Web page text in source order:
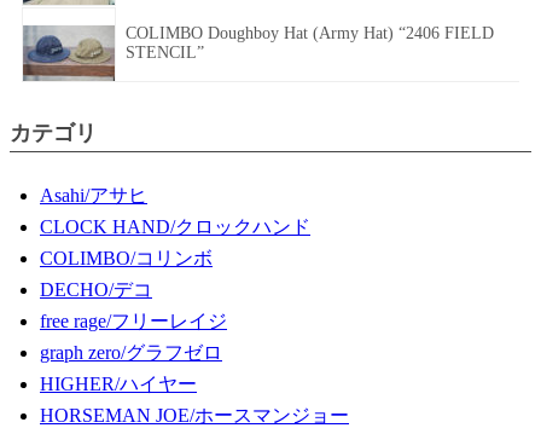
COLIMBO Doughboy Hat (Army Hat) “2406 FIELD
STENCIL”
カテゴリ
Asahi/アサヒ
CLOCK HAND/クロックハンド
COLIMBO/コリンボ
DECHO/デコ
free rage/フリーレイジ
graph zero/グラフゼロ
HIGHER/ハイヤー
HORSEMAN JOE/ホースマンジョー